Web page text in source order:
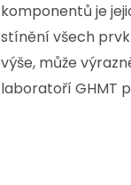
komponentů je
stínění všech
výše, může
laboratoří GHMT